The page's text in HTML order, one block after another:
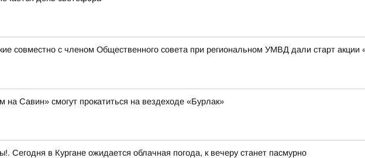
совместно с членом Общественного совета при региональном УМВД дали старт
на Савин» смогут прокатиться на вездеходе «Бурлак»
Сегодня в Кургане ожидается облачная погода, к вечеру станет пасмурно